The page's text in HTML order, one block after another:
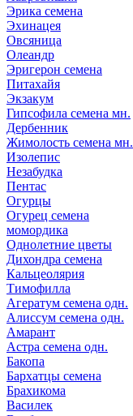
Эрика семена
Эхинацея
Овсяница
Олеандр
Эригерон семена
Питахайя
Экзакум
Гипсофила семена мн.
Дербенник
Жимолость семена мн.
Изолепис
Незабудка
Пентас
Огурцы
Огурец семена
момордика
Однолетние цветы
Дихондра семена
Кальцеолярия
Тимофилла
Агератум семена одн.
Алиссум семена одн.
Амарант
Астра семена одн.
Бакопа
Бархатцы семена
Брахикома
Василек